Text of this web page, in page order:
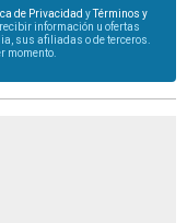
de Privacidad yTérminos y
información u ofertas
sus afiliadas o de terceros.
momento.